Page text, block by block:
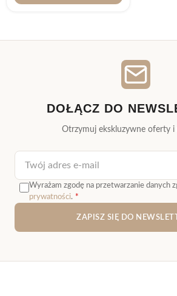
DOŁĄCZ DO
Otrzymuj ekskluzywne oferty i
Adres e-mail
Wyrażam zgodę na przetwarzanie danych
prywatności. *
ZAPISZ SIĘ DO